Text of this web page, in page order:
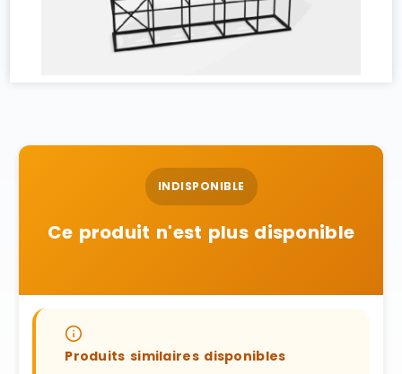
INDISPONIBLE
Ce produit n'est plus disponible
Produits similaires disponibles